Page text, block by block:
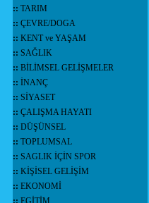
:: TARIM
:: ÇEVRE/DOGA
:: KENT ve YAŞAM
:: SAĞLIK
:: BİLİMSEL GELİŞMELER
:: İNANÇ
:: SİYASET
:: ÇALIŞMA HAYATI
:: DÜŞÜNSEL
:: TOPLUMSAL
:: SAGLIK İÇİN SPOR
:: KİŞİSEL GELİŞİM
:: EKONOMİ
:: EGİTİM